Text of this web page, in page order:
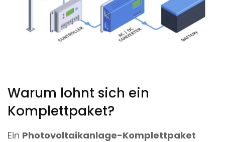
Warum lohnt sich ein
Komplettpaket?
Ein Photovoltaikanlage-Komplettpaket